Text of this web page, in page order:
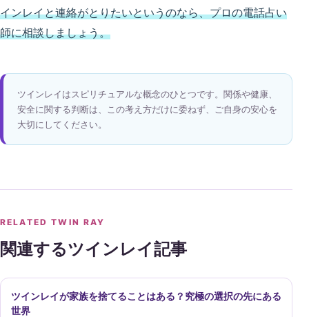
インレイと連絡がとりたいというのなら、プロの電話占い
師に相談しましょう。
ツインレイはスピリチュアルな概念のひとつです。関係や健康、
安全に関する判断は、この考え方だけに委ねず、ご自身の安心を
大切にしてください。
RELATED TWIN RAY
関連するツインレイ記事
ツインレイが家族を捨てることはある？究極の選択の先にある
世界